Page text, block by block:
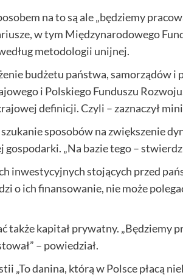
na to są ale „będziemy
w tym Międzynarodowego
metodologii unijnej.
budżetu państwa, samorządów
i Polskiego Funduszu
definicji. Czyli – zaznaczył
szukanie sposobów na zwiększenie
„Na bazie tego –
inwestycyjnych stojących przed
o ich finansowanie, nie może
także kapitał prywatny. „Będziemy
– powiedział.
„To danina, którą w Polsce płacą